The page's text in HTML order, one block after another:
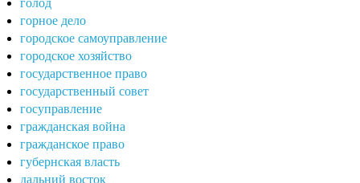
голод
горное дело
городское самоуправление
городское хозяйство
государственное право
государственный совет
госуправление
гражданская война
гражданское право
губернская власть
дальний восток